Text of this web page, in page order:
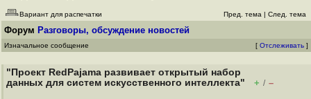
Вариант для распечатки Пред. тема | След. тема
Форум Разговоры, обсуждение новостей
Изначальное сообщение [ Отслеживать ]
"Проект RedPajama развивает открытый набор
данных для систем искусственного интеллекта"
+ / –